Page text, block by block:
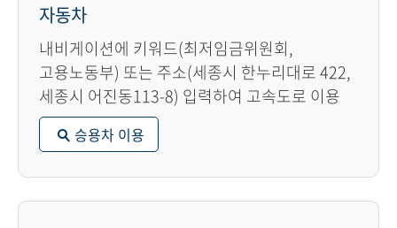
자동차
내비게이션에 키워드(최저임금위원회,
고용노동부) 또는 주소(세종시 한누리대로 422,
세종시 어진동113-8) 입력하여 고속도로 이용
승용차 이용